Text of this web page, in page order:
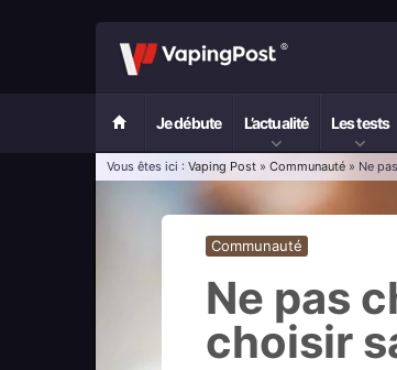
Je débute L’actualité Les tests
Vous êtes ici : Vaping Post » Communauté » Ne
Communauté
Ne pas
choisir